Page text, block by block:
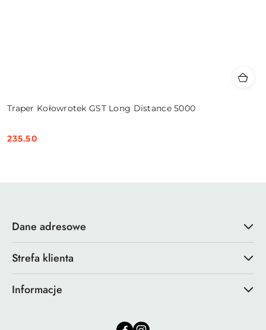
Traper Kołowrotek GST Long Distance 5000
Cena:
235.50
Dane adresowe
Strefa klienta
Informacje